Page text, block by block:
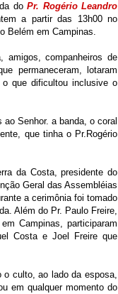
doPr. Rogério Leandro
a partir das 13h00 no
Belém em Campinas.
amigos, companheiros de
permaneceram, lotaram
que dificultou inclusive o
Senhor. a banda, o coral
que tinha o Pr.Rogério
da Costa, presidente do
Geral das Assembléias
a cerimônia foi tomado
Além do Pr. Paulo Freire,
Campinas, participaram
Costa e Joel Freire que
o culto, ao lado da esposa,
em qualquer momento do